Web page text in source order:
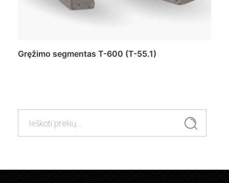
Ieškoti
Gręžimo segmentas T-600 (T-55.1)